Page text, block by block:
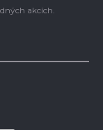
akcích.